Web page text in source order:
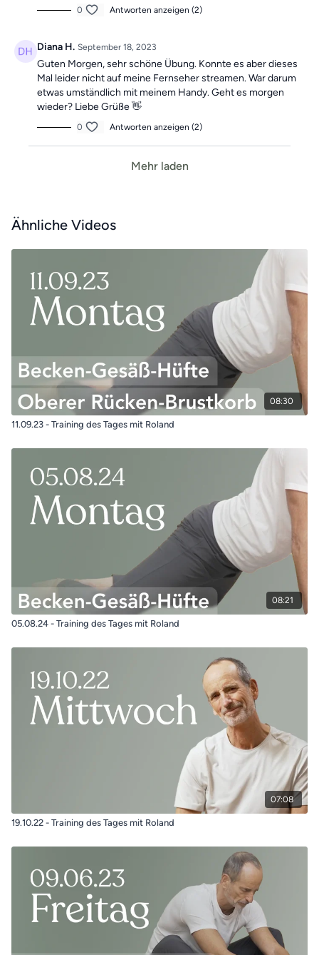
0 Antworten anzeigen (2)
Diana H. September 18, 2023
Guten Morgen, sehr schöne Übung. Konnte es aber dieses
Mal leider nicht auf meine Fernseher streamen. War darum
etwas umständlich mit meinem Handy. Geht es morgen
wieder? Liebe Grüße 👋
0 Antworten anzeigen (2)
Mehr laden
Ähnliche Videos
08:30
11.09.23 - Training des Tages mit Roland
08:21
05.08.24 - Training des Tages mit Roland
07:08
19.10.22 - Training des Tages mit Roland